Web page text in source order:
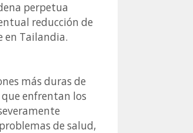
perpetua
reducción de
en Tailandia.
más duras de
enfrentan los
de salud,